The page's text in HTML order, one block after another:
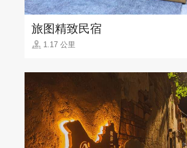
旅图精致民宿
1.17 公里